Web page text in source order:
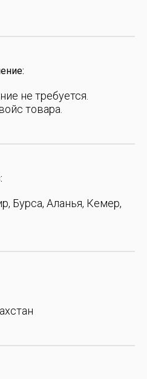
не требуется.
товара.
Бурса, Аланья, Кемер,